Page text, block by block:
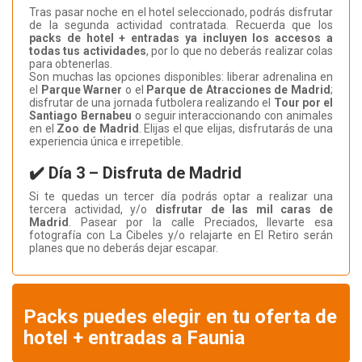
Tras pasar noche en el hotel seleccionado, podrás disfrutar
de la segunda actividad contratada. Recuerda que los
packs de hotel + entradas ya incluyen los accesos a
todas tus actividades, por lo que no deberás realizar colas
para obtenerlas.
Son muchas las opciones disponibles: liberar adrenalina en
el
Parque Warner o el Parque de Atracciones de Madrid;
disfrutar de una jornada futbolera realizando el Tour por el
Santiago Bernabeu o seguir interaccionando con animales
en el Zoo de Madrid . Elijas el que elijas, disfrutarás de una
experiencia única e irrepetible.
✔️ Día 3 – Disfruta de Madrid
Si te quedas un tercer día podrás optar a realizar una
tercera actividad, y/o disfrutar de las mil caras de
Madrid . Pasear por la calle Preciados, llevarte esa
fotografía con La Cibeles y/o relajarte en El Retiro serán
planes que no deberás dejar escapar.
Packs puedes elegir en tu oferta de
hotel + entradas a Faunia